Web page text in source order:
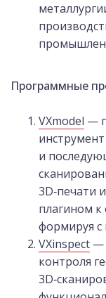
Программные
VXmodel —
и
3D‑печати
плагином
формируя с
VXinspect —
контроля